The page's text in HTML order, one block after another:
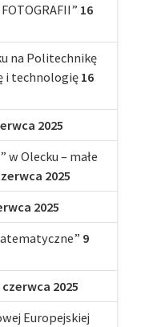
16
na Politechnikę
i technologię 16
2025
w Olecku – małe
2025
2025
9
czerwca 2025
Europejskiej